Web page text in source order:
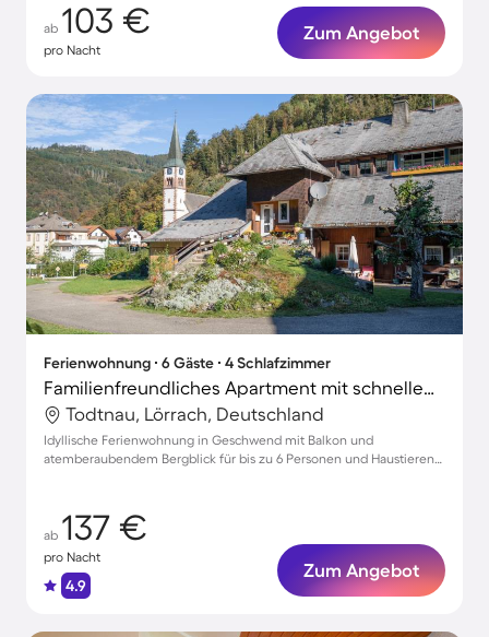
ab 103 €
pro Nacht
Zum Angebot
Ferienwohnung ∙ 6 Gäste ∙ 4 Schlafzimmer
Familienfreundliches Apartment mit schnellem Internet und Grill | Bergblick | Haustiere erlaubt
Todtnau, Lörrach, Deutschland
Idyllische Ferienwohnung in Geschwend mit Balkon und
atemberaubendem Bergblick für bis zu 6 Personen und Haustieren
ab 137 €
pro Nacht
4.9
Zum Angebot